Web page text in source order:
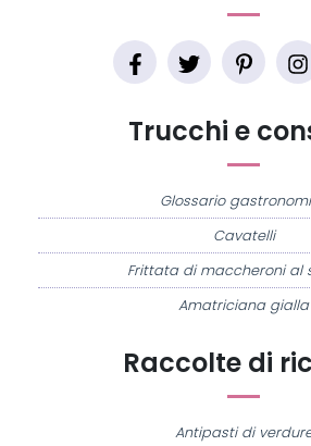
Raccolte di
Antipasti di
Trucchi e
Glossario
Cavatelli
Frittata di maccheroni al
Amatriciana gialla